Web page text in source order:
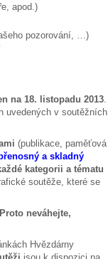
apod.)
pozorování, …)
na 18. listopadu 2013.
uvedených v soutěžních
(publikace, paměťová
a skladný
kategorii a tématu
soutěže, které se
neváhejte,
Hvězdárny